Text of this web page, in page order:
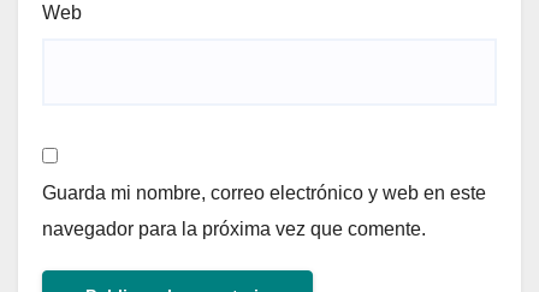
Web
Guarda mi nombre, correo electrónico y web en este
navegador para la próxima vez que comente.